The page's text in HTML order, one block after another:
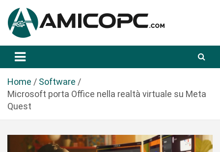
a
Amicopc.com
Home
Software
Microsoft porta Office nella realtà virtuale su Meta
Quest